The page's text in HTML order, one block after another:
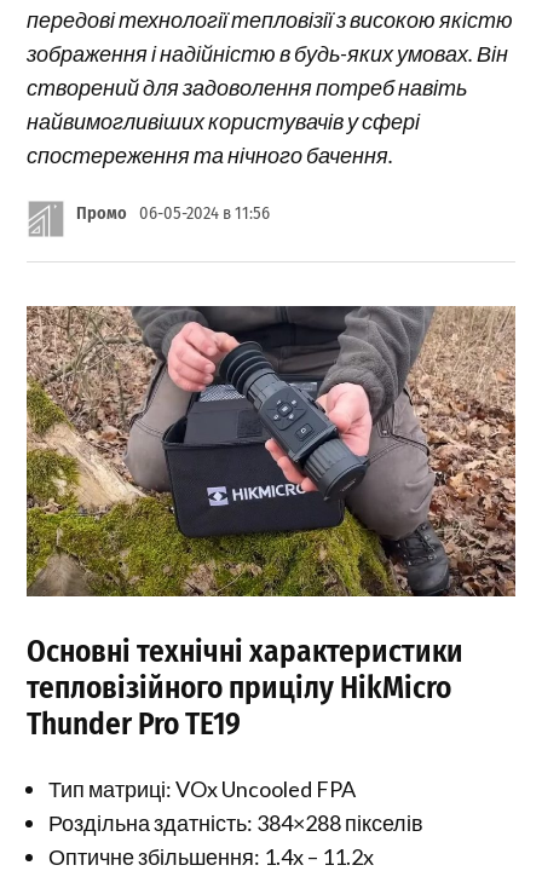
передові технології тепловізії з високою якістю
зображення і надійністю в будь-яких умовах. Він
створений для задоволення потреб навіть
найвимогливіших користувачів у сфері
спостереження та нічного бачення.
Промо 06-05-2024 в 11:56
Основні технічні характеристики
тепловізійного прицілу HikMicro
Thunder Pro TE19
Тип матриці: VOx Uncooled FPA
Роздільна здатність: 384×288 пікселів
Оптичне збільшення: 1.4x – 11.2x